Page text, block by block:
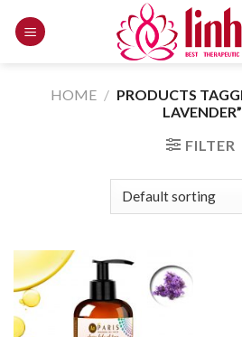
HOME / PRODUCTS
LAVENDER”
FILTER